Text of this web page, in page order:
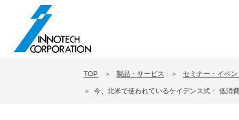
TOP 製品・サービス セミナー・イベン
今、北米で使われているケイデンス式・ 低